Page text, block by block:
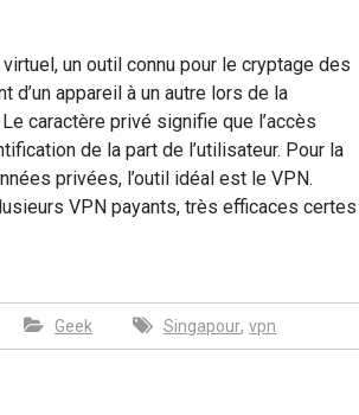
un outil connu pour le cryptage des
d’un appareil à un autre lors de la
caractère privé signifie que l’accès
de la part de l’utilisateur. Pour la
privées, l’outil idéal est le VPN.
VPN payants, très efficaces certes
Geek Singapour, vpn